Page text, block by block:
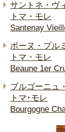
サントネ・ヴ
トマ・モレ
Santenay
ボーヌ・プル
トマ・モレ
Beaune 1er
ブルゴーニュ
トマ･モレ
Bourgogne